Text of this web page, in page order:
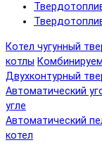
Котел чугунный
котлы
Двухконтурный
Автоматический
угле
Автоматический
котел